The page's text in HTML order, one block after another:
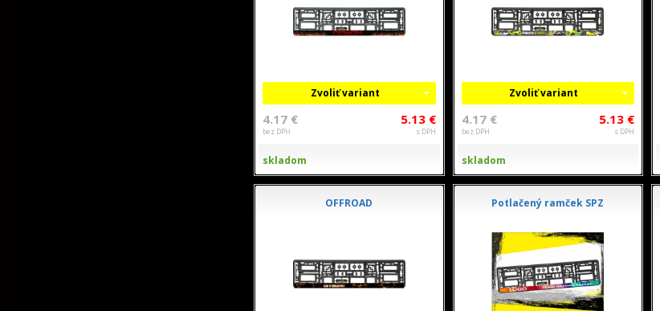
Zvoliť variant
4.17 €
bez DPH
5.13 €
s DPH
skladom
Zvoliť variant
4.17 €
bez DPH
5.13 €
s DPH
skladom
OFFROAD Potlačený ramček SPZ